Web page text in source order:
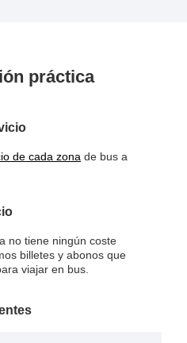
práctica
de cada zona de bus a
no tiene ningún coste
billetes y abonos que
viajar en bus.